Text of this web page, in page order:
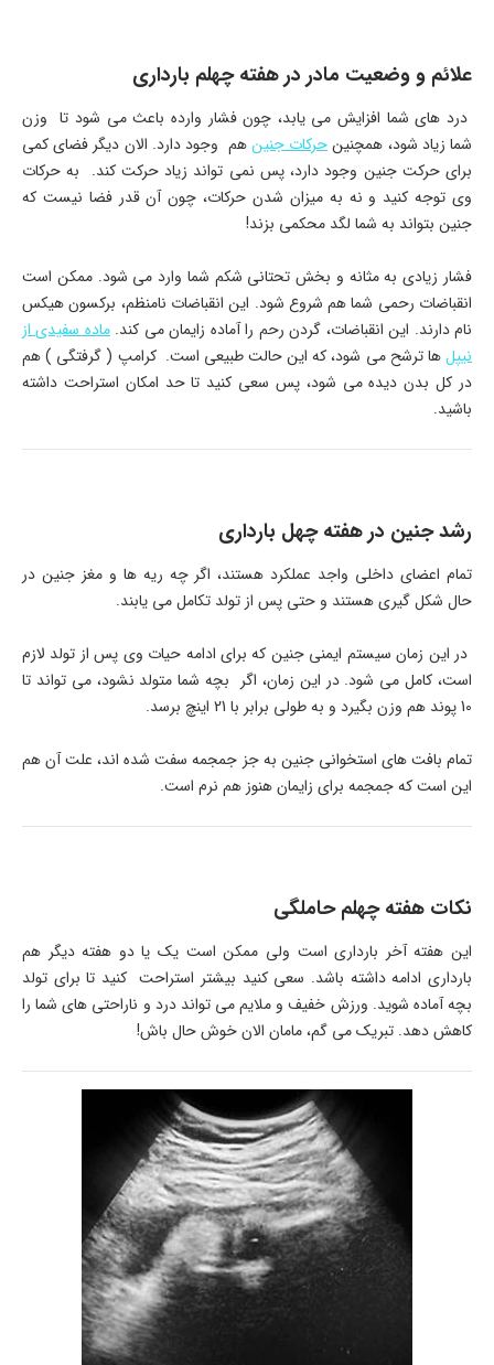
علائم و وضعیت مادر در هفته چهلم بارداری
درد های شما افزایش می یابد، چون فشار وارده باعث می شود تا وزن
شما زیاد شود، همچنینحرکات جنینهم وجود دارد. الان دیگر فضای کمی
برای حرکت جنین وجود دارد، پس نمی تواند زیاد حرکت کند. به حرکات
وی توجه کنید و نه به میزان شدن حرکات، چون آن قدر فضا نیست که
جنین بتواند به شما لگد محکمی بزند!
فشار زیادی به مثانه و بخش تحتانی شکم شما وارد می شود. ممکن است
انقباضات رحمی شما هم شروع شود. این انقباضات نامنظم، برکسون هیکس
نام دارند. این انقباضات، گردن رحم را آماده زایمان می کند.ماده سفیدی از
نیپلها ترشح می شود، که این حالت طبیعی است. کرامپ ( گرفتگی ) هم
در کل بدن دیده می شود، پس سعی کنید تا حد امکان استراحت داشته
باشید.
رشد جنین در هفته چهل بارداری
تمام اعضای داخلی واجد عملکرد هستند، اگر چه ریه ها و مغز جنین در
حال شکل گیری هستند و حتی پس از تولد تکامل می یابند.
در این زمان سیستم ایمنی جنین که برای ادامه حیات وی پس از تولد لازم
است، کامل می شود. در این زمان، اگر بچه شما متولد نشود، می تواند تا
10 پوند هم وزن بگیرد و به طولی برابر با 21 اینچ برسد.
تمام بافت های استخوانی جنین به جز جمجمه سفت شده اند، علت آن هم
این است که جمجمه برای زایمان هنوز هم نرم است.
نکات هفته چهلم حاملگی
این هفته آخر بارداری است ولی ممکن است یک یا دو هفته دیگر هم
بارداری ادامه داشته باشد. سعی کنید بیشتر استراحت کنید تا برای تولد
بچه آماده شوید. ورزش خفیف و ملایم می تواند درد و ناراحتی های شما را
کاهش دهد. تبریک می گم، مامان الان خوش حال باش!